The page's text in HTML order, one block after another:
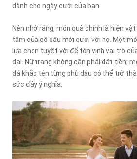
dành cho ngày cưới của bạn.
Nên nhớ rằng, món quà chính là hiện
tâm của cô dâu mới cưới với họ. Một
lựa chọn tuyệt vời để tôn vinh vai trò
đại. Nữ trang không cần phải đắt tiền;
đá khắc tên từng phù dâu có thể trở
sức đầy ý nghĩa.